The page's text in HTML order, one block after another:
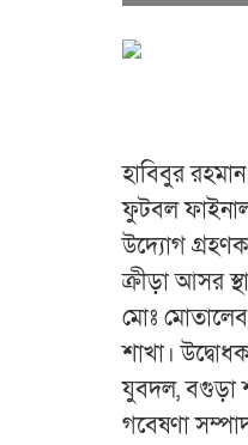
হাবিবুর
ফুটবল
উদ্যোগ
ক্রীড়া আসর
মোঃ
শাখা।
যুবদল, বগুড়া
গবেষণা